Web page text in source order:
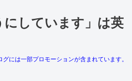
しています」は英
には一部プロモーションが含まれています。